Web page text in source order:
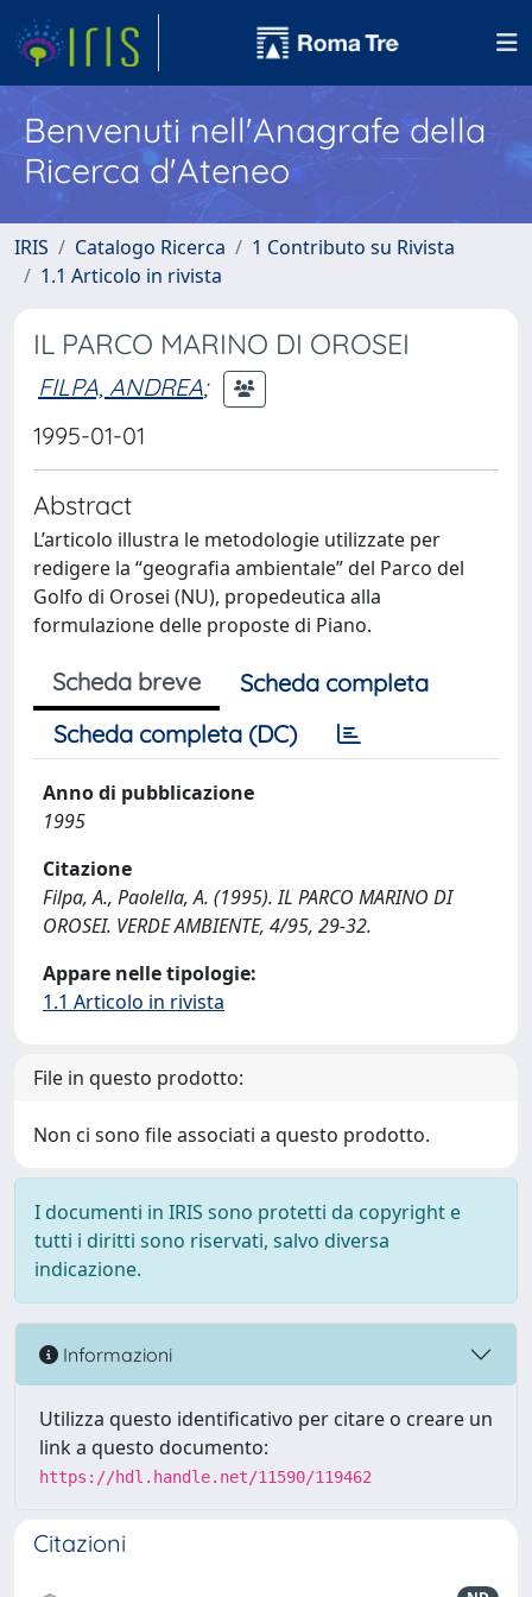
Benvenuti nell'Anagrafe della
Ricerca d'Ateneo
IRIS Catalogo Ricerca
1 Contributo su Rivista
1.1 Articolo in rivista
IL PARCO MARINO DI OROSEI
FILPA, ANDREA;
1995-01-01
Abstract
L’articolo illustra le metodologie utilizzate per
redigere la “geografia ambientale” del Parco del
Golfo di Orosei (NU), propedeutica alla
formulazione delle proposte di Piano.
Scheda breve
Scheda completa
Scheda completa (DC)
Anno di pubblicazione
1995
Citazione
Filpa, A., Paolella, A. (1995). IL PARCO MARINO DI
OROSEI. VERDE AMBIENTE, 4/95, 29-32.
Appare nelle tipologie:
1.1 Articolo in rivista
File in questo prodotto:
Non ci sono file associati a questo prodotto.
I documenti in IRIS sono protetti da copyright e
tutti i diritti sono riservati, salvo diversa
indicazione.
Informazioni
Utilizza questo identificativo per citare o creare un
link a questo documento:
https://hdl.handle.net/11590/119462
Citazioni